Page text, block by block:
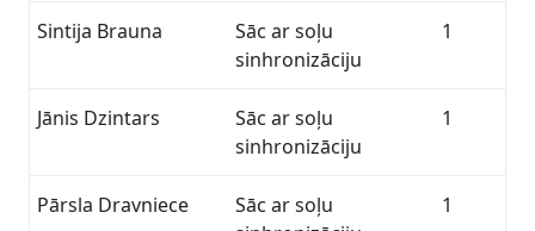
Sintija Brauna
Sāc ar soļu
sinhronizāciju
1
Jānis Dzintars
Sāc ar soļu
sinhronizāciju
1
Pārsla Dravniece
Sāc ar soļu
1